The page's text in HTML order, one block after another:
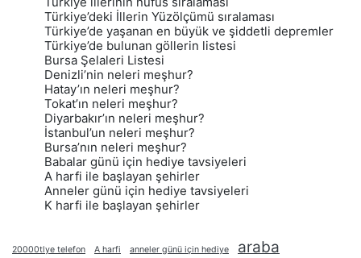
Türkiye’deki İllerin Yüzölçümü sıralaması
Türkiye’de yaşanan en büyük ve şiddetli depremler
Türkiye’de bulunan göllerin listesi
Bursa Şelaleri Listesi
Denizli’nin neleri meşhur?
Hatay’ın neleri meşhur?
Tokat’ın neleri meşhur?
Diyarbakır’ın neleri meşhur?
İstanbul’un neleri meşhur?
Bursa’nın neleri meşhur?
Babalar günü için hediye tavsiyeleri
A harfi ile başlayan şehirler
Anneler günü için hediye tavsiyeleri
K harfi ile başlayan şehirler
20000tlye telefon A harfi anneler günü için hediye araba